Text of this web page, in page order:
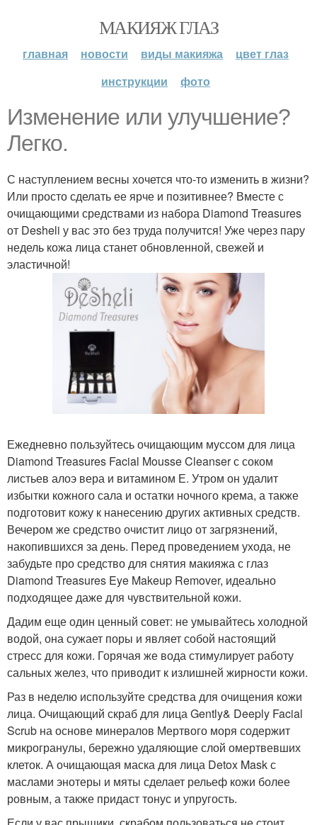
МАКИЯЖ ГЛАЗ
главная новости виды макияжа
цвет глаз
инструкции
фото
Изменение или улучшение?
Легко.
С наступлением весны хочется что-то изменить в жизни?
Или просто сделать ее ярче и позитивнее? Вместе с
очищающими средствами из набора Diamond Treasures
от Desheli у вас это без труда получится! Уже через пару
недель кожа лица станет обновленной, свежей и
эластичной!
Ежедневно пользуйтесь очищающим муссом для лица
Diamond Treasures Facial Mousse Cleanser с соком
листьев алоэ вера и витамином Е. Утром он удалит
избытки кожного сала и остатки ночного крема, а также
подготовит кожу к нанесению других активных средств.
Вечером же средство очистит лицо от загрязнений,
накопившихся за день. Перед проведением ухода, не
забудьте про средство для снятия макияжа с глаз
Diamond Treasures Eye Makeup Remover, идеально
подходящее даже для чувствительной кожи.
Дадим еще один ценный совет: не умывайтесь холодной
водой, она сужает поры и являет собой настоящий
стресс для кожи. Горячая же вода стимулирует работу
сальных желез, что приводит к излишней жирности кожи.
Раз в неделю используйте средства для очищения кожи
лица. Очищающий скраб для лица Gently& Deeply Facial
Scrub на основе минералов Мертвого моря содержит
микрогранулы, бережно удаляющие слой омертвевших
клеток. А очищающая маска для лица Detox Mask с
маслами энотеры и мяты сделает рельеф кожи более
ровным, а также придаст тонус и упругость.